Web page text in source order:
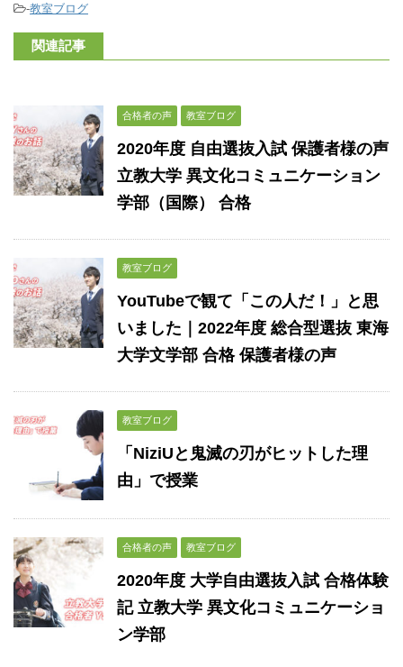
-教室ブログ
関連記事
合格者の声 教室ブログ
2020年度 自由選抜入試 保護者様の声
立教大学 異文化コミュニケーション
学部（国際） 合格
教室ブログ
YouTubeで観て「この人だ！」と思
いました｜2022年度 総合型選抜 東海
大学文学部 合格 保護者様の声
教室ブログ
「NiziUと鬼滅の刃がヒットした理
由」で授業
合格者の声 教室ブログ
2020年度 大学自由選抜入試 合格体験
記 立教大学 異文化コミュニケーショ
ン学部